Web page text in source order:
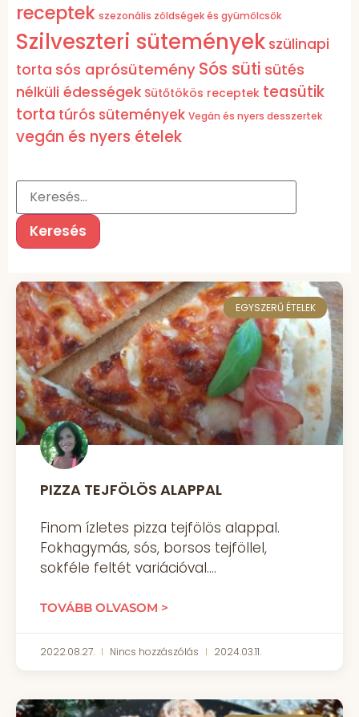
receptek szezonális zöldségek és gyümölcsök
Szilveszteri sütemények szülinapi
torta sós aprósütemény Sós süti sütés
nélküli édességek Sütőtökös receptek teasütik
torta túrós sütemények Vegán és nyers desszertek
vegán és nyers ételek
EGYSZERŰ ÉTELEK
PIZZA TEJFÖLÖS ALAPPAL
Finom ízletes pizza tejfölös alappal.
Fokhagymás, sós, borsos tejföllel,
sokféle feltét variációval.
TOVÁBB OLVASOM >
2022.08.27. Nincs hozzászólás 2024.03.11.